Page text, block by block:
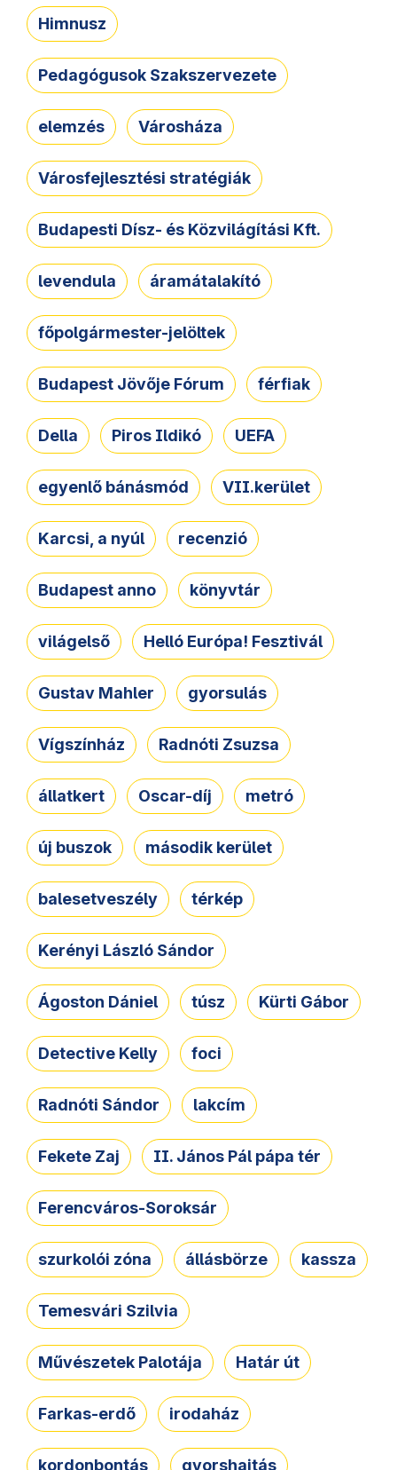
Himnusz
Pedagógusok Szakszervezete
elemzés Városháza
Városfejlesztési stratégiák
Budapesti Dísz- és Közvilágítási Kft.
levendula áramátalakító
főpolgármester-jelöltek
Budapest Jövője Fórum férfiak
Della Piros Ildikó UEFA
egyenlő bánásmód VII.kerület
Karcsi, a nyúl recenzió
Budapest anno könyvtár
világelső Helló Európa! Fesztivál
Gustav Mahler gyorsulás
Vígszínház Radnóti Zsuzsa
állatkert Oscar-díj metró
új buszok második kerület
balesetveszély térkép
Kerényi László Sándor
Ágoston Dániel túsz Kürti Gábor
Detective Kelly foci
Radnóti Sándor lakcím
Fekete Zaj II. János Pál pápa tér
Ferencváros-Soroksár
szurkolói zóna állásbörze kassza
Temesvári Szilvia
Művészetek Palotája Határ út
Farkas-erdő irodaház
kordonbontás gyorshajtás